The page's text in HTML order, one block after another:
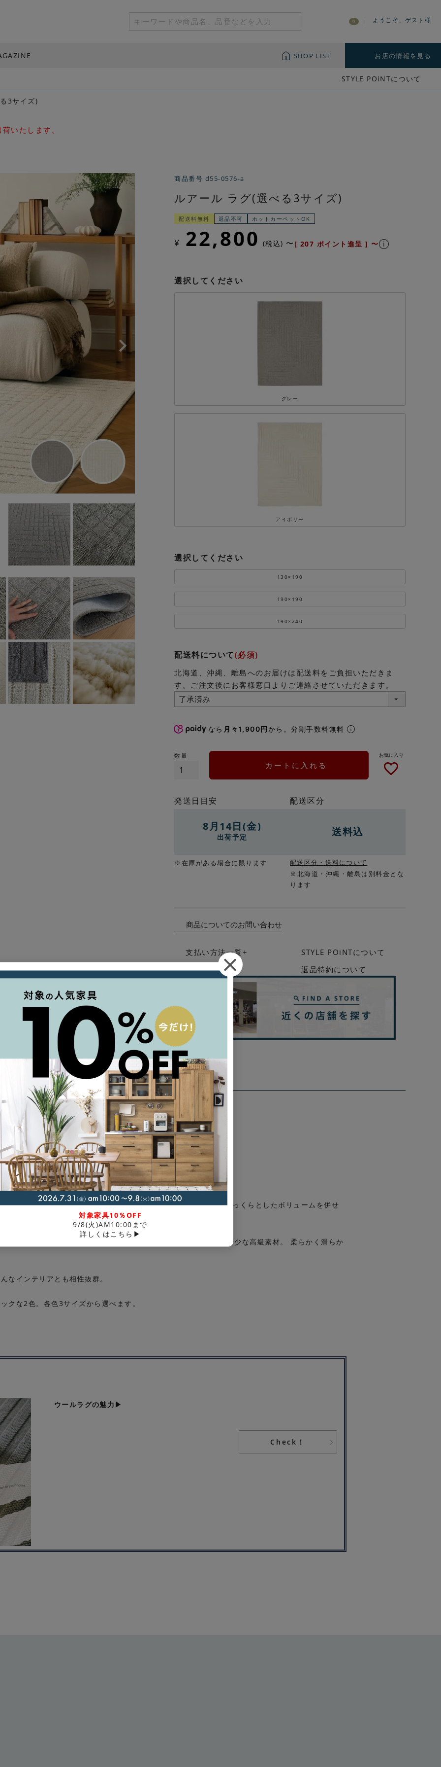
0 ようこそ、ゲスト様
SHOP LIST お店の情報を見る
STYLE POiNTについて
3サイズ)
いたします。
商品番号 d55-0576-a
ルアール ラグ(選べる3サイズ)
配送料無料 返品不可 ホットカーペットOK
¥ 22,800 税込 〜 [ 207 ポイント進呈 ] 〜
選択してください
グレー
アイボリー
選択してください
130×190
190×190
190×240
配送料について(必須)
北海道、沖縄、離島へのお届けは配送料をご負担いただきま
す。ご注文後にお客様窓口よりご連絡させていただきます。
なら 月々1,900円から。分割手数料無料
カートに入れる
発送日目安
8月14日(金)
出荷予定
※在庫がある場合に限ります
配送区分
送料込
配送区分・送料について
※北海道・沖縄・離島は別料金とな
ります
商品についてのお問い合わせ
支払い方法一覧+
STYLE POiNTについて
ご利用ガイド
返品特約について
いウール100％の上質ラグ。踏み心地もふっくら。
ファーストラムウールをミックス。 しっかりした踏み心地に、ふっくらとしたボリュームを併せ
れていない仔羊のウールで、生後6ヶ月未満の仔羊から採取する希少な高級素材。 柔らかく滑らか
なインテリアとも相性抜群。
クな2色。各色3サイズから選べます。
ウールラグの魅力▶
Check！
対象家具10％OFF
9/8(火)AM10:00まで
詳しくはこちら▶